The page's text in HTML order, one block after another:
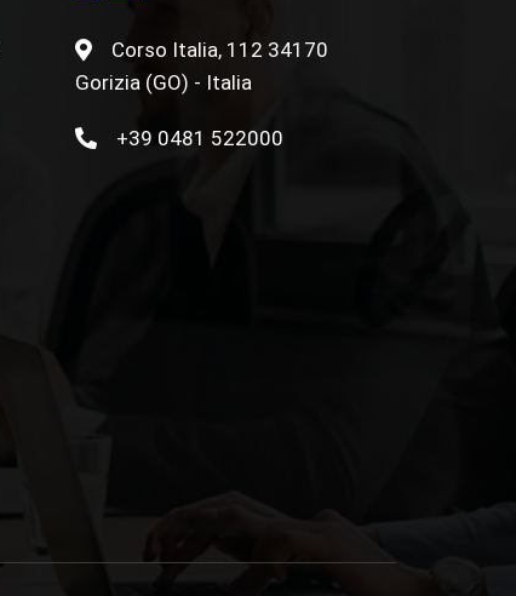
Corso Italia, 112 34170
Gorizia (GO) - Italia
+39 0481 522000